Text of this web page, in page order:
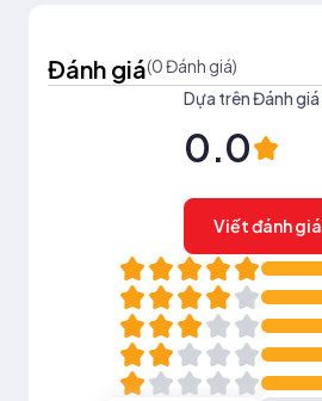
Đánh giá(0 Đánh giá)
Dựa trên Đánh giá
0.0
Viết đánh giá